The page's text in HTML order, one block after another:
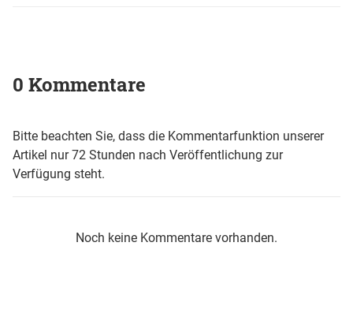
0 Kommentare
Bitte beachten Sie, dass die Kommentarfunktion unserer
Artikel nur 72 Stunden nach Veröffentlichung zur
Verfügung steht.
Noch keine Kommentare vorhanden.